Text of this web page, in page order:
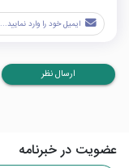
ارسال نظر
عضویت در خبرنامه